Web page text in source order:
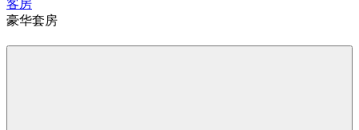
客房
豪华套房